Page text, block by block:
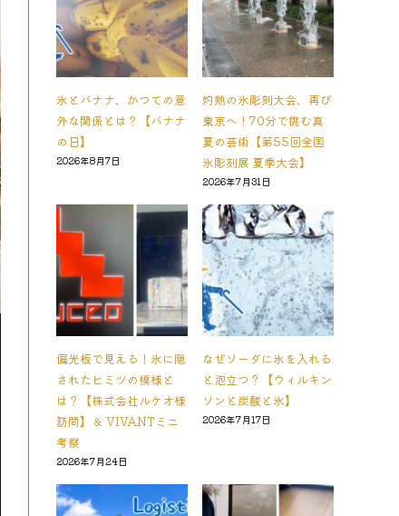
氷とバナナ、かつての意
外な関係とは？【バナナ
の日】
2026年8月7日
灼熱の氷彫刻大会、再び
東京へ！70分で挑む真
夏の芸術【第55回全国
氷彫刻展 夏季大会】
2026年7月31日
偏光板で見える！氷に隠
されたヒミツの模様と
は？【株式会社ルケオ様
訪問】＆ VIVANTミニ
考察
2026年7月24日
なぜソーダに氷を入れる
と泡立つ？【ウィルキン
ソンと炭酸と氷】
2026年7月17日